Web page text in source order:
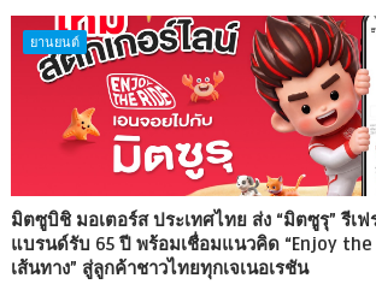
ยานยนต์
มิตซูบิชิ มอเตอร์ส ประเทศไทย ส่ง “มิตซูรุ” รีเ
แบรนด์รับ 65 ปี พร้อมเชื่อมแนวคิด “Enjoy
เส้นทาง” สู่ลูกค้าชาวไทยทุกเจเนอเรชัน